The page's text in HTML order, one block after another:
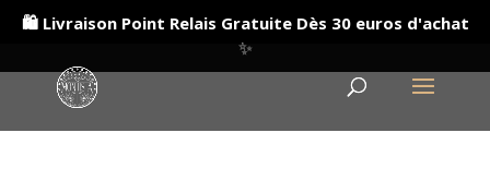
🛍️ Livraison Point Relais Gratuite Dès 30 euros d'achat
✨